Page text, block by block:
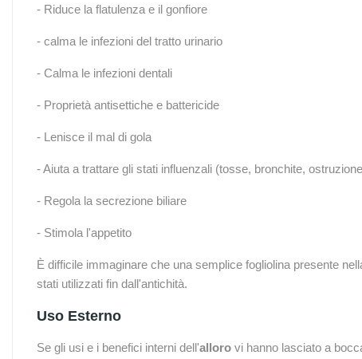
- Riduce la flatulenza e il gonfiore
- calma le infezioni del tratto urinario
- Calma le infezioni dentali
- Proprietà antisettiche e battericide
- Lenisce il mal di gola
- Aiuta a trattare gli stati influenzali (tosse, bronchite,
- Regola la secrezione biliare
- Stimola l'appetito
È difficile immaginare che una semplice fogliolina presente
stati utilizzati fin dall'antichità.
Uso Esterno
Se gli usi e i benefici interni dell'alloro vi hanno lasciato a